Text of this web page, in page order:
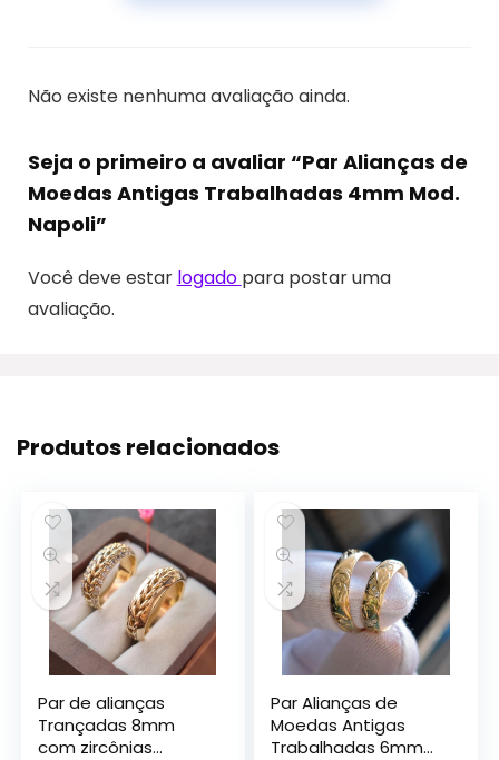
Não existe nenhuma avaliação ainda.
Seja o primeiro a avaliar “Par Alianças de
Moedas Antigas Trabalhadas 4mm Mod.
Napoli”
Você deve estar logado para postar uma
avaliação.
Produtos relacionados
Par de alianças
Trançadas 8mm
com zircônias
Par Alianças de
Moedas Antigas
Trabalhadas 6mm